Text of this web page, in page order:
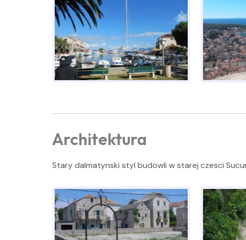
Architektura
Stary dalmatynski styl budowli w starej czesci